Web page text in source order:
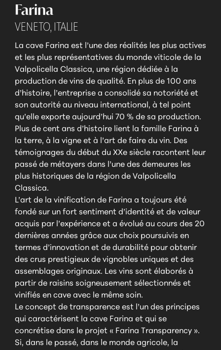
Farina
VENETO, ITALIE
La cave Farina est l’une des réalités les plus actives
et les plus représentatives du monde viticole de la
Valpolicella Classica, une région dédiée à la
production de vins de qualité. En plus de 100 ans
d’histoire, l’entreprise a consolidé sa notoriété et
son autorité au niveau international, à tel point
qu’elle exporte aujourd’hui 70 % de sa production.
Plus de cent ans d’histoire lient la famille Farina à
la terre, à la vigne et à l’art de faire du vin. Des
témoignages du début du XXe siècle racontent leur
passé de métayers dans l’une des demeures les
plus historiques de la région de Valpolicella
Classica.
L’art de la vinification de Farina a toujours été
fondé sur un fort sentiment d’identité et de valeur
acquis par l’expérience et a évolué au cours des 20
dernières années grâce aux choix poursuivis en
termes d’innovation et de durabilité pour obtenir
des crus prestigieux de vignobles uniques et des
assemblages originaux. Les vins sont élaborés à
partir de raisins soigneusement sélectionnés et
vinifiés en cave avec le même soin.
Le concept de transparence est l’un des principes
qui caractérisent la cave Farina et qui se
concrétise dans le projet « Farina Transparency ».
Si, dans le passé, dans le monde agricole, la